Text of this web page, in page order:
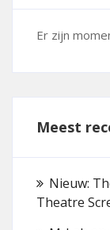
Er zijn
Meest
Nieuw:
Theatre